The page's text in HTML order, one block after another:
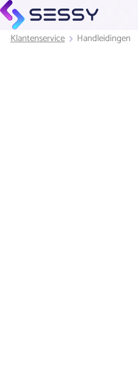
Klantenservice Handleidingen